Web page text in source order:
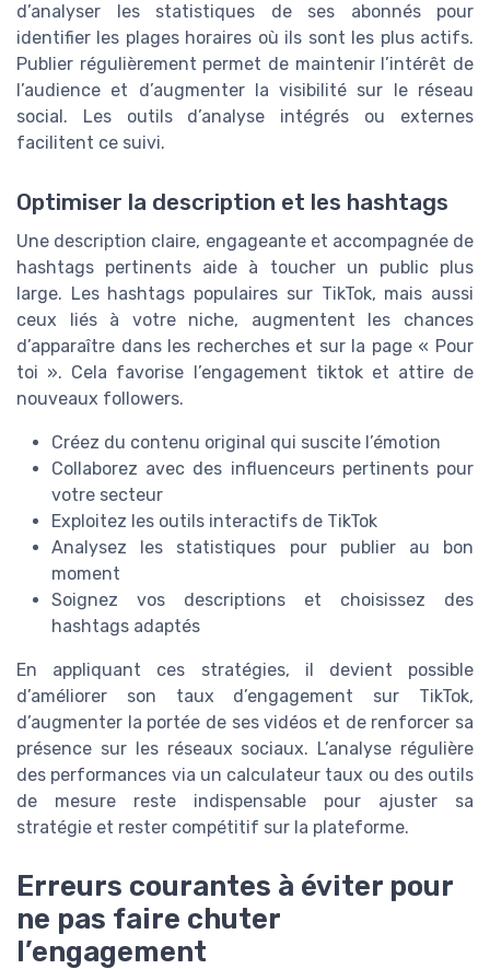
d’analyser les statistiques de ses abonnés pour
identifier les plages horaires où ils sont les plus actifs.
Publier régulièrement permet de maintenir l’intérêt de
l’audience et d’augmenter la visibilité sur le réseau
social. Les outils d’analyse intégrés ou externes
facilitent ce suivi.
Optimiser la description et les hashtags
Une description claire, engageante et accompagnée de
hashtags pertinents aide à toucher un public plus
large. Les hashtags populaires sur TikTok, mais aussi
ceux liés à votre niche, augmentent les chances
d’apparaître dans les recherches et sur la page « Pour
toi ». Cela favorise l’engagement tiktok et attire de
nouveaux followers.
Créez du contenu original qui suscite l’émotion
Collaborez avec des influenceurs pertinents pour
votre secteur
Exploitez les outils interactifs de TikTok
Analysez les statistiques pour publier au bon
moment
Soignez vos descriptions et choisissez des
hashtags adaptés
En appliquant ces stratégies, il devient possible
d’améliorer son taux d’engagement sur TikTok,
d’augmenter la portée de ses vidéos et de renforcer sa
présence sur les réseaux sociaux. L’analyse régulière
des performances via un calculateur taux ou des outils
de mesure reste indispensable pour ajuster sa
stratégie et rester compétitif sur la plateforme.
Erreurs courantes à éviter pour
ne pas faire chuter
l’engagement